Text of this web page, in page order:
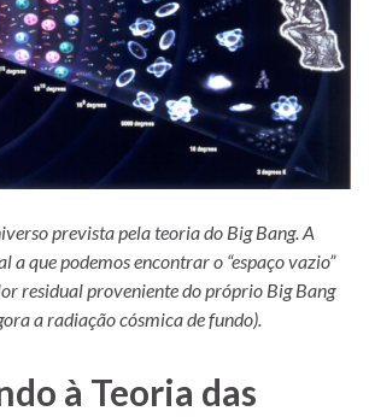
prevista pela teoria do Big Bang. A
a que podemos encontrar o “espaço vazio”
residual proveniente do próprio Big Bang
a radiação cósmica de fundo).
à Teoria das